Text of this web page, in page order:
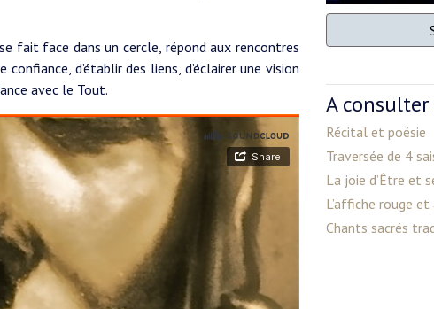
fait face dans un cercle, répond aux rencontres
d’établir des liens, d’éclairer une vision
avec le Tout.
A consulter
Récital et poésie
Traversée de 4
La joie d’Être et
L’affiche rouge et
Chants sacrés